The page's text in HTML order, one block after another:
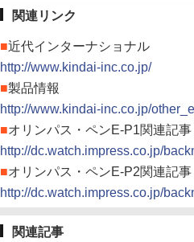
関連リンク
■近代インターナショナル
http://www.kindai-inc.co.jp/
■製品情報
http://www.kindai-inc.co.jp/
■オリンパス・ペンE-P1関連記
http://dc.watch.impress.co.jp/
■オリンパス・ペンE-P2関連記
http://dc.watch.impress.co.jp/
関連記事